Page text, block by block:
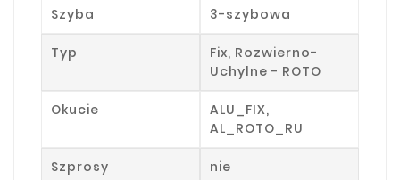
Szyba 3-szybowa
Typ
Fix, Rozwierno-
Uchylne - ROTO
Okucie
ALU_FIX,
AL_ROTO_RU
Szprosy nie